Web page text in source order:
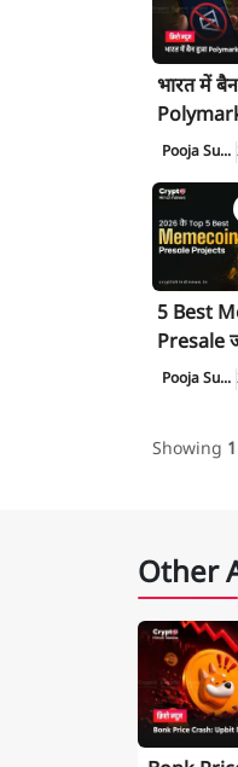
भारत में
Platform
Pooja Su...
5 Best
Presale
हैं आपका
Pooja Su...
Showing 1
Other